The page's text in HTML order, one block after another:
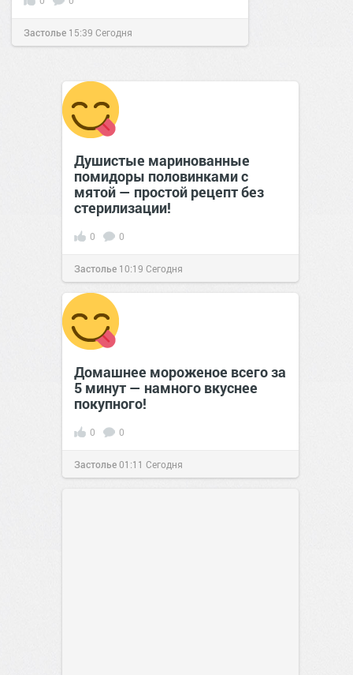
Застолье 15:39 Сегодня
Душистые маринованные
помидоры половинками с
мятой — простой рецепт без
стерилизации!
0 0
Застолье 10:19 Сегодня
Домашнее мороженое всего за
5 минут — намного вкуснее
покупного!
0 0
Застолье01:11 Сегодня